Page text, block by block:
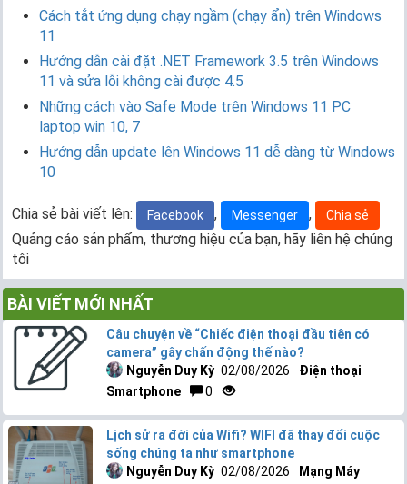
Cách tắt ứng dụng chạy ngầm (chạy ẩn) trên Windows
11
Hướng dẫn cài đặt .NET Framework 3.5 trên Windows
11 và sửa lỗi không cài được 4.5
Những cách vào Safe Mode trên Windows 11 PC
laptop win 10, 7
Hướng dẫn update lên Windows 11 dễ dàng từ Windows
10
Chia sẻ bài viết lên: Facebook , Messenger , Chia sẻ
Quảng cáo sản phẩm, thương hiệu của bạn, hãy liên hệ chúng
tôi
BÀI VIẾT MỚI NHẤT
Câu chuyện về “Chiếc điện thoại đầu tiên có
camera” gây chấn động thế nào?
Nguyễn Duy Kỳ 02/08/2026
Điện thoại
Smartphone
0
Lịch sử ra đời của Wifi? WIFI đã thay đổi cuộc
sống chúng ta như smartphone
Nguyễn Duy Kỳ 02/08/2026
Mạng Máy